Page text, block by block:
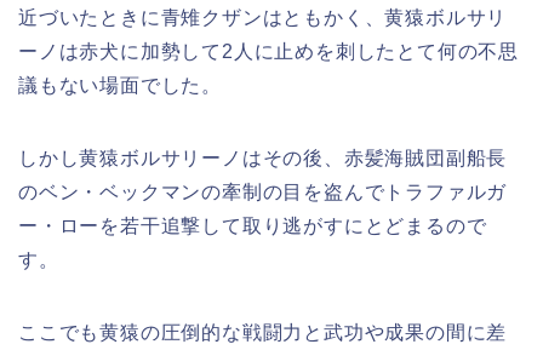
近づいたときに青雉クザンはともかく、黄猿ボルサリ
ーノは赤犬に加勢して2人に止めを刺したとて何の不思
議もない場面でした。
しかし黄猿ボルサリーノはその後、赤髪海賊団副船長
のベン・ベックマンの牽制の目を盗んでトラファルガ
ー・ローを若干追撃して取り逃がすにとどまるので
す。
ここでも黄猿の圧倒的な戦闘力と武功や成果の間に差